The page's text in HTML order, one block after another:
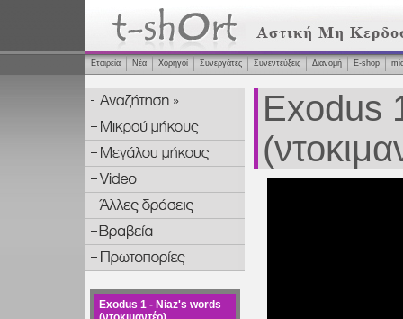
Εταιρεία Νέα Χορηγοί Συνεργάτες Συνεντεύξεις Διανομή Ε-shop
Exodus 1 - Niaz's words
Exodus